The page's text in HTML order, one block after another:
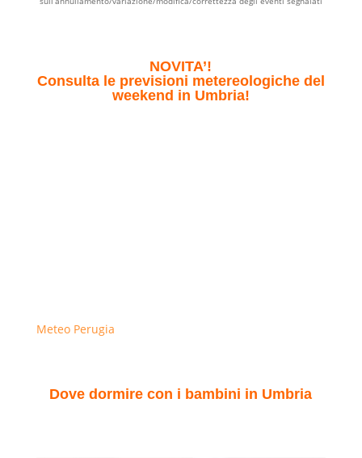
NOVITA’!
Consulta le previsioni metereologiche del
weekend in Umbria!
Meteo Perugia
Dove dormire con i bambini in Umbria